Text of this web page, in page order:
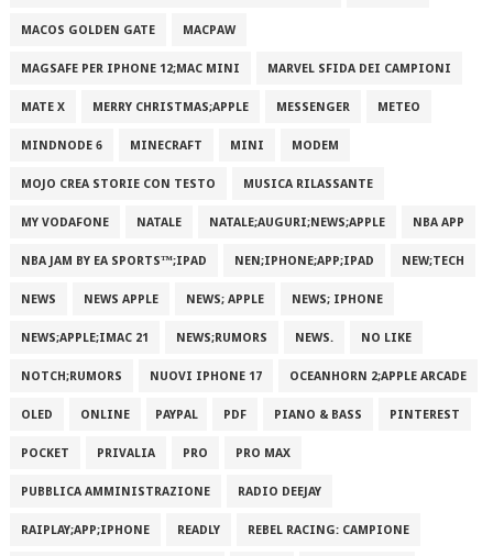
MACOS GOLDEN GATE MACPAW
MAGSAFE PER IPHONE 12;MAC MINI MARVEL SFIDA DEI CAMPIONI
MATE X MERRY CHRISTMAS;APPLE MESSENGER METEO
MINDNODE 6 MINECRAFT MINI MODEM
MOJO CREA STORIE CON TESTO MUSICA RILASSANTE
MY VODAFONE NATALE NATALE;AUGURI;NEWS;APPLE NBA APP
NBA JAM BY EA SPORTS™;IPAD NEN;IPHONE;APP;IPAD NEW;TECH
NEWS NEWS APPLE NEWS; APPLE NEWS; IPHONE
NEWS;APPLE;IMAC 21 NEWS;RUMORS NEWS. NO LIKE
NOTCH;RUMORS NUOVI IPHONE 17 OCEANHORN 2;APPLE ARCADE
OLED ONLINE PAYPAL PDF PIANO & BASS PINTEREST
POCKET PRIVALIA PRO PRO MAX
PUBBLICA AMMINISTRAZIONE RADIO DEEJAY
RAIPLAY;APP;IPHONE READLY REBEL RACING: CAMPIONE